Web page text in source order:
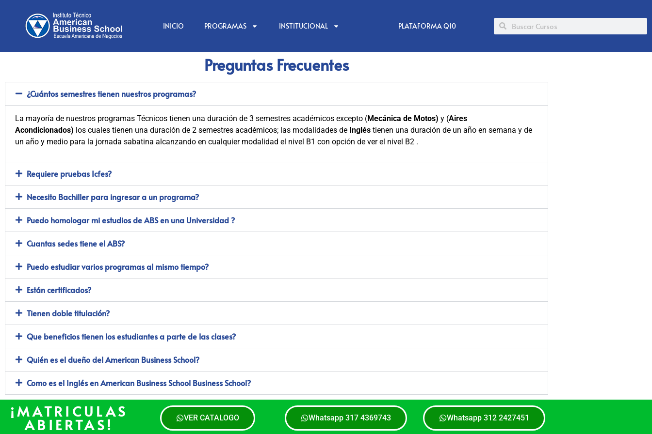
INICIO PROGRAMAS INSTITUCIONAL PLATAFORMA Q10
Preguntas Frecuentes
¿Cuántos semestres tienen nuestros programas?
La mayoría de nuestros programas Técnicos tienen una duración de 3 semestres académicos excepto (Mecánica de Motos) y (Aires
Acondicionados) los cuales tienen una duración de 2 semestres académicos; las modalidades de Inglés tienen una duración de un año en semana y de
un año y medio para la jornada sabatina alcanzando en cualquier modalidad el nivel B1 con opción de ver el nivel B2 .
Requiere pruebas Icfes?
Necesito Bachiller para ingresar a un programa?
Puedo homologar mi estudios de ABS en una Universidad ?
Cuantas sedes tiene el ABS?
Puedo estudiar varios programas al mismo tiempo?
Están certificados?
Tienen doble titulación?
Que beneficios tienen los estudiantes a parte de las clases?
Quién es el dueño del American Business School?
Como es el Inglés en American Business School Business School?
¡MATRICULAS
ABIERTAS! VER CATALOGO Whatsapp 317 4369743 Whatsapp 312 2427451